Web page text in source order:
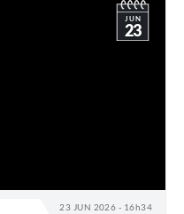
23 JUN 2026 - 16h34
JUN
23